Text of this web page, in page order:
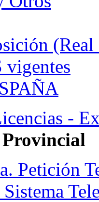
-
Petición